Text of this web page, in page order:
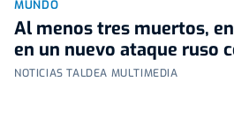
MUNDO
Al menos tres muertos,
en un nuevo ataque ruso
NOTICIAS TALDEA MULTIMEDIA